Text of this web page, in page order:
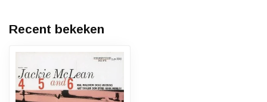
Recent bekeken